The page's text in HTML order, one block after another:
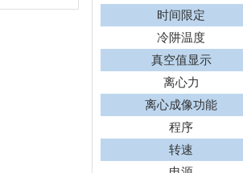
时间限定
冷阱温度
真空值显示
离心力
离心成像功能
程序
转速